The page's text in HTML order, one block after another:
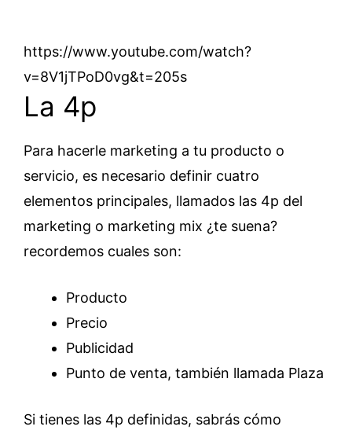
https://www.youtube.com/watch?
v=8V1jTPoD0vg&t=205s
La 4p
Para hacerle marketing a tu producto o
servicio, es necesario definir cuatro
elementos principales, llamados las 4p del
marketing o marketing mix ¿te suena?
recordemos cuales son:
Producto
Precio
Publicidad
Punto de venta, también llamada Plaza
Si tienes las 4p definidas, sabrás cómo